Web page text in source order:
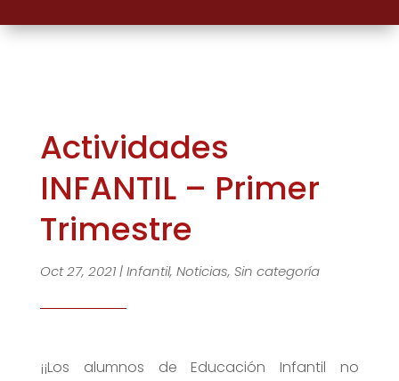
Actividades
INFANTIL – Primer
Trimestre
Oct 27, 2021|Infantil, Noticias, Sin categoría
¡¡Los alumnos de Educación Infantil no